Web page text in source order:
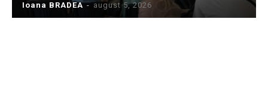
Ioana BRADEA - august 5, 2026